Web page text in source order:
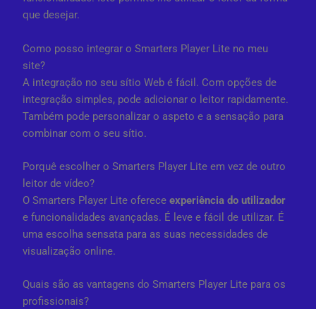
que desejar.
Como posso integrar o Smarters Player Lite no meu
site?
A integração no seu sítio Web é fácil. Com opções de
integração simples, pode adicionar o leitor rapidamente.
Também pode personalizar o aspeto e a sensação para
combinar com o seu sítio.
Porquê escolher o Smarters Player Lite em vez de outro
leitor de vídeo?
O Smarters Player Lite ofereceexperiência do utilizador
e funcionalidades avançadas. É leve e fácil de utilizar. É
uma escolha sensata para as suas necessidades de
visualização online.
Quais são as vantagens do Smarters Player Lite para os
profissionais?